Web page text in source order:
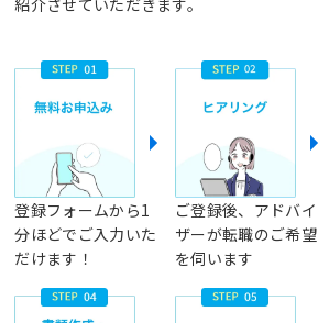
登録フォームから1
分ほどでご入力いた
だけます！
ご登録後、アドバイ
ザーが転職のご希望
を伺います